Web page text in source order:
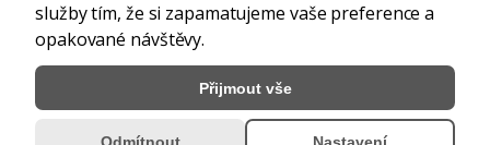
© 2026 Kamenictví Obelisk. Všechna práva vyhrazena
služby tím, že si zapamatujeme vaše preference a
opakované návštěvy.
Přijmout vše
Odmítnout Nastavení